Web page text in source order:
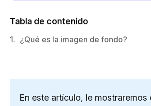
Tabla de contenido
1. ¿Qué es la imagen de fondo?
En este artículo, le mostraremos